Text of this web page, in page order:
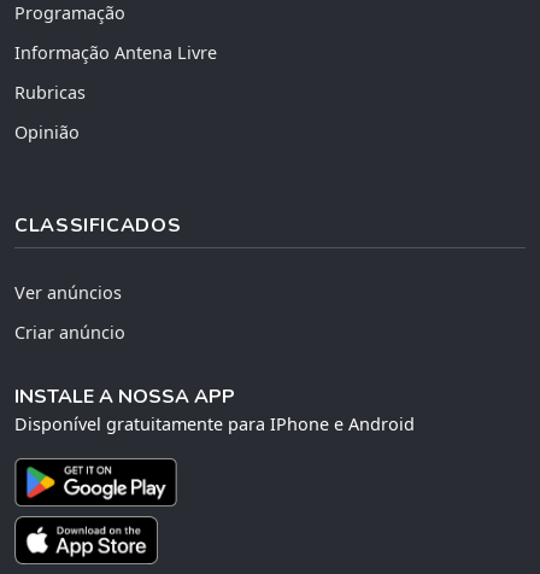
Programação
Informação Antena Livre
Rubricas
Opinião
CLASSIFICADOS
Ver anúncios
Criar anúncio
INSTALE A NOSSA APP
Disponível gratuitamente para IPhone e Android